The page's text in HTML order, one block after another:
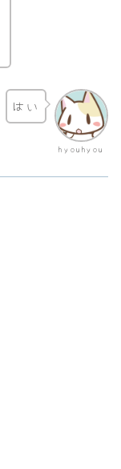
hyouhyou
はい